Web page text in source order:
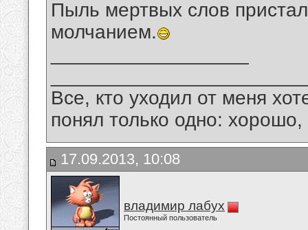
Пыль мертвых слов
молчанием.
Все, кто уходил от меня
понял только одно:
17.09.2013, 10:08
владимир лабух
Постоянный пользователь